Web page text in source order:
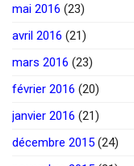
mai 2016 (23)
avril 2016 (21)
mars 2016 (23)
février 2016 (20)
janvier 2016 (21)
décembre 2015 (24)